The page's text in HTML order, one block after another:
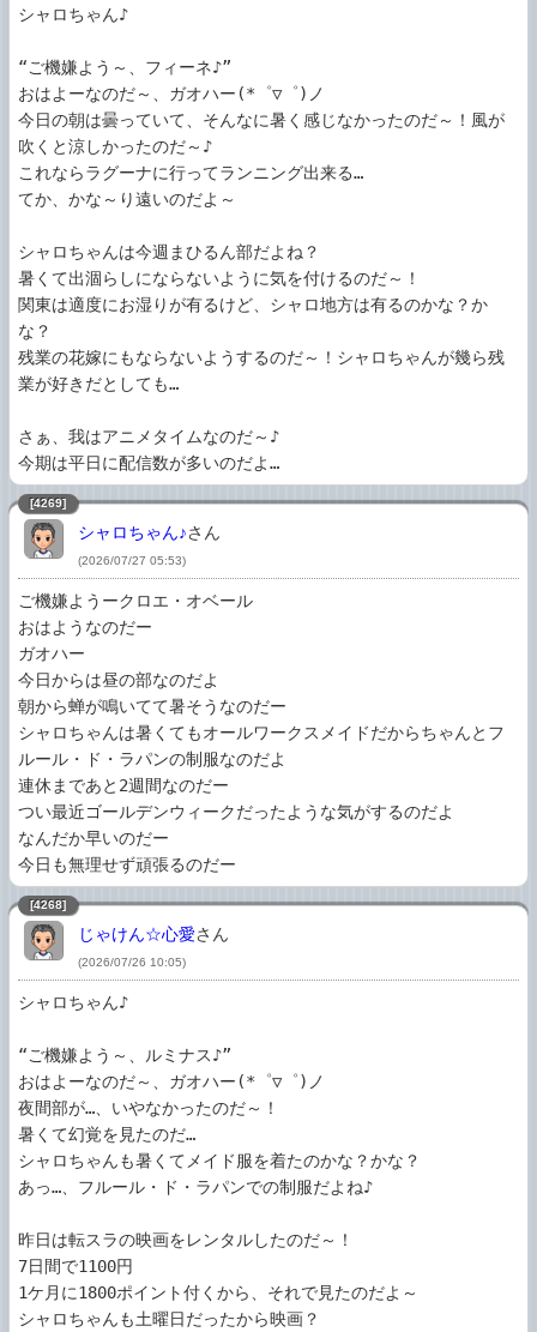
シャロちゃん♪
“ご機嫌よう～、フィーネ♪”
おはよーなのだ～、ガオハー(*゜▽゜)ノ
今日の朝は曇っていて、そんなに暑く感じなかったのだ～！風が
吹くと涼しかったのだ～♪
これならラグーナに行ってランニング出来る…
てか、かな～り遠いのだよ～
シャロちゃんは今週まひるん部だよね？
暑くて出涸らしにならないように気を付けるのだ～！
関東は適度にお湿りが有るけど、シャロ地方は有るのかな？か
な？
残業の花嫁にもならないようするのだ～！シャロちゃんが幾ら残
業が好きだとしても…
さぁ、我はアニメタイムなのだ～♪
今期は平日に配信数が多いのだよ…
[4269]
シャロちゃん♪さん
(2026/07/27 05:53)
ご機嫌ようークロエ・オベール
おはようなのだー
ガオハー
今日からは昼の部なのだよ
朝から蝉が鳴いてて暑そうなのだー
シャロちゃんは暑くてもオールワークスメイドだからちゃんとフ
ルール・ド・ラパンの制服なのだよ
連休まであと2週間なのだー
つい最近ゴールデンウィークだったような気がするのだよ
なんだか早いのだー
今日も無理せず頑張るのだー
[4268]
じゃけん☆心愛さん
(2026/07/26 10:05)
シャロちゃん♪
“ご機嫌よう～、ルミナス♪”
おはよーなのだ～、ガオハー(*゜▽゜)ノ
夜間部が…、いやなかったのだ～！
暑くて幻覚を見たのだ…
シャロちゃんも暑くてメイド服を着たのかな？かな？
あっ…、フルール・ド・ラパンでの制服だよね♪
昨日は転スラの映画をレンタルしたのだ～！
7日間で1100円
1ケ月に1800ポイント付くから、それで見たのだよ～
シャロちゃんも土曜日だったから映画？